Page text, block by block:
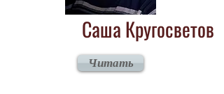
Саша Кругосветов
Читать